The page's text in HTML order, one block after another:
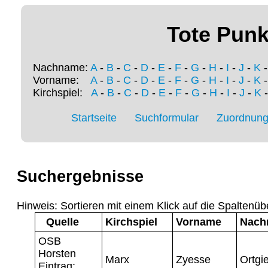
Tote
Nachname: A- B - C - D - E - F - G - H - I - J - K
Vorname: A- B - C - D - E - F - G - H - I - J - K
Kirchspiel: A- B - C - D- E- F- G - H - I - J - K
Startseite Suchformular
Suchergebnisse
Hinweis: Sortieren mit einem Klick auf die
Quelle
Kirchspiel Vorname
OSB
Horsten
Marx Zyesse